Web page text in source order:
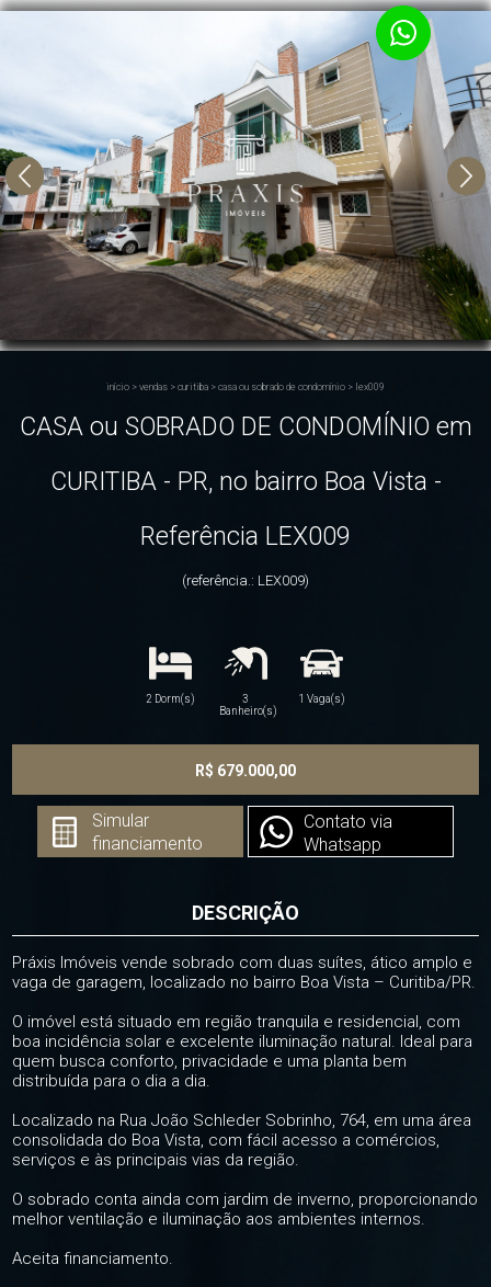
início > vendas > curitiba > casa ou sobrado de condomínio > lex009
CASA ou SOBRADO DE CONDOMÍNIO em
CURITIBA - PR, no bairro Boa Vista -
Referência LEX009
(referência.: LEX009)
2 Dorm(s)
3
Banheiro(s)
1 Vaga(s)
R$ 679.000,00
Simular
financiamento
Contato via
Whatsapp
DESCRIÇÃO
Práxis Imóveis vende sobrado com duas suítes, ático amplo e
vaga de garagem, localizado no bairro Boa Vista – Curitiba/PR.
O imóvel está situado em região tranquila e residencial, com
boa incidência solar e excelente iluminação natural. Ideal para
quem busca conforto, privacidade e uma planta bem
distribuída para o dia a dia.
Localizado na Rua João Schleder Sobrinho, 764, em uma área
consolidada do Boa Vista, com fácil acesso a comércios,
serviços e às principais vias da região.
O sobrado conta ainda com jardim de inverno, proporcionando
melhor ventilação e iluminação aos ambientes internos.
Aceita financiamento.